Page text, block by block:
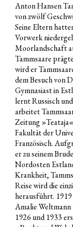
Anton Hansen
von zwölf
Seine Eltern
Vorwerk
Moorlandschaft
Tammsaare
wird er
dem Besuch von
Gymnasiast in
lernt Russisch
arbeitet
Zeitung
Fakultät der
Französisch.
er zu seinem
Nordosten
Krankheit,
Reise wird die
herausführt.
Amalie Weltmann
1926 und 1933